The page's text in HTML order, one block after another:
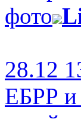
фото
28.12
ЕБРР и